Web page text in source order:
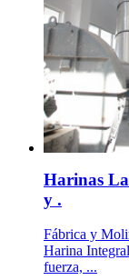
Harinas
y .
Fábrica y
Harina
fuerza, ...